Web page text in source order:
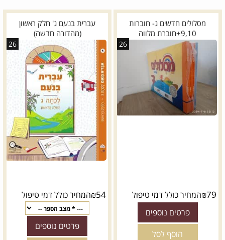
מסלולים חדשים ג- חוברות
9,10+חוברת מלווה
26
₪79 המחיר כולל דמי טיפול
פרטים נוספים
הוסף לסל
עברית בנעם ג' חלק ראשון
(מהדורה חדשה)
26
₪54 המחיר כולל דמי טיפול
פרטים נוספים